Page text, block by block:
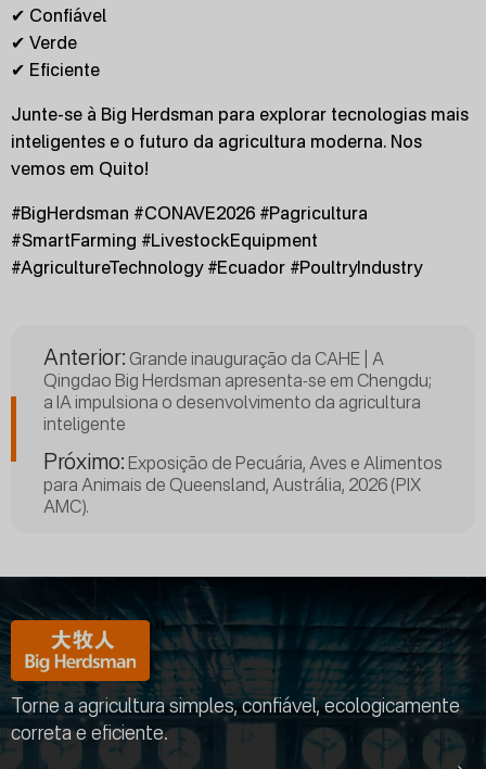
✔ Confiável
✔ Verde
✔ Eficiente
Junte-se à Big Herdsman para explorar tecnologias mais
inteligentes e o futuro da agricultura moderna. Nos
vemos em Quito!
#BigHerdsman #CONAVE2026 #Pagricultura
#SmartFarming #LivestockEquipment
#AgricultureTechnology #Ecuador #PoultryIndustry
Anterior: Grande inauguração da CAHE | A
Qingdao Big Herdsman apresenta-se em Chengdu;
a IA impulsiona o desenvolvimento da agricultura
inteligente
Próximo: Exposição de Pecuária, Aves e Alimentos
para Animais de Queensland, Austrália, 2026 (PIX
AMC).
Torne a agricultura simples, confiável, ecologicamente
correta e eficiente.